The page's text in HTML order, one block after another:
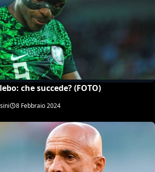
che succede? (FOTO)
8 Febbraio 2024